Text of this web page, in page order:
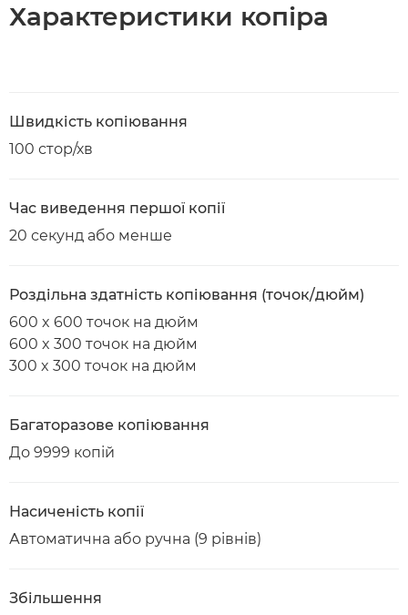
Характеристики копіра
Швидкість копіювання
100 стор/хв
Час виведення першої копії
20 секунд або менше
Роздільна здатність копіювання (точок/дюйм)
600 x 600 точок на дюйм
600 x 300 точок на дюйм
300 x 300 точок на дюйм
Багаторазове копіювання
До 9999 копій
Насиченість копії
Автоматична або ручна (9 рівнів)
Збільшення